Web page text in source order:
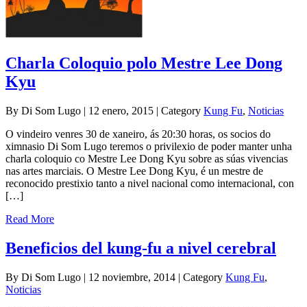
Charla Coloquio polo Mestre Lee Dong
Kyu
By Di Som Lugo | 12 enero, 2015 | Category Kung Fu, Noticias
O vindeiro venres 30 de xaneiro, ás 20:30 horas, os socios do
ximnasio Di Som Lugo teremos o privilexio de poder manter unha
charla coloquio co Mestre Lee Dong Kyu sobre as súas vivencias
nas artes marciais. O Mestre Lee Dong Kyu, é un mestre de
reconocido prestixio tanto a nivel nacional como internacional, con
[…]
Read More
Beneficios del kung-fu a nivel cerebral
By Di Som Lugo | 12 noviembre, 2014 | Category Kung Fu,
Noticias